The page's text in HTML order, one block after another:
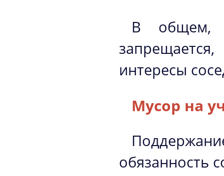
В общем,
интересы
Мусор на
обязанность